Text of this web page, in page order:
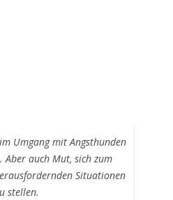
Umgang mit Angsthunden
Aber auch Mut, sich zum
Situationen
stellen.